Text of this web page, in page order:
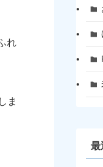
れ
ま
最